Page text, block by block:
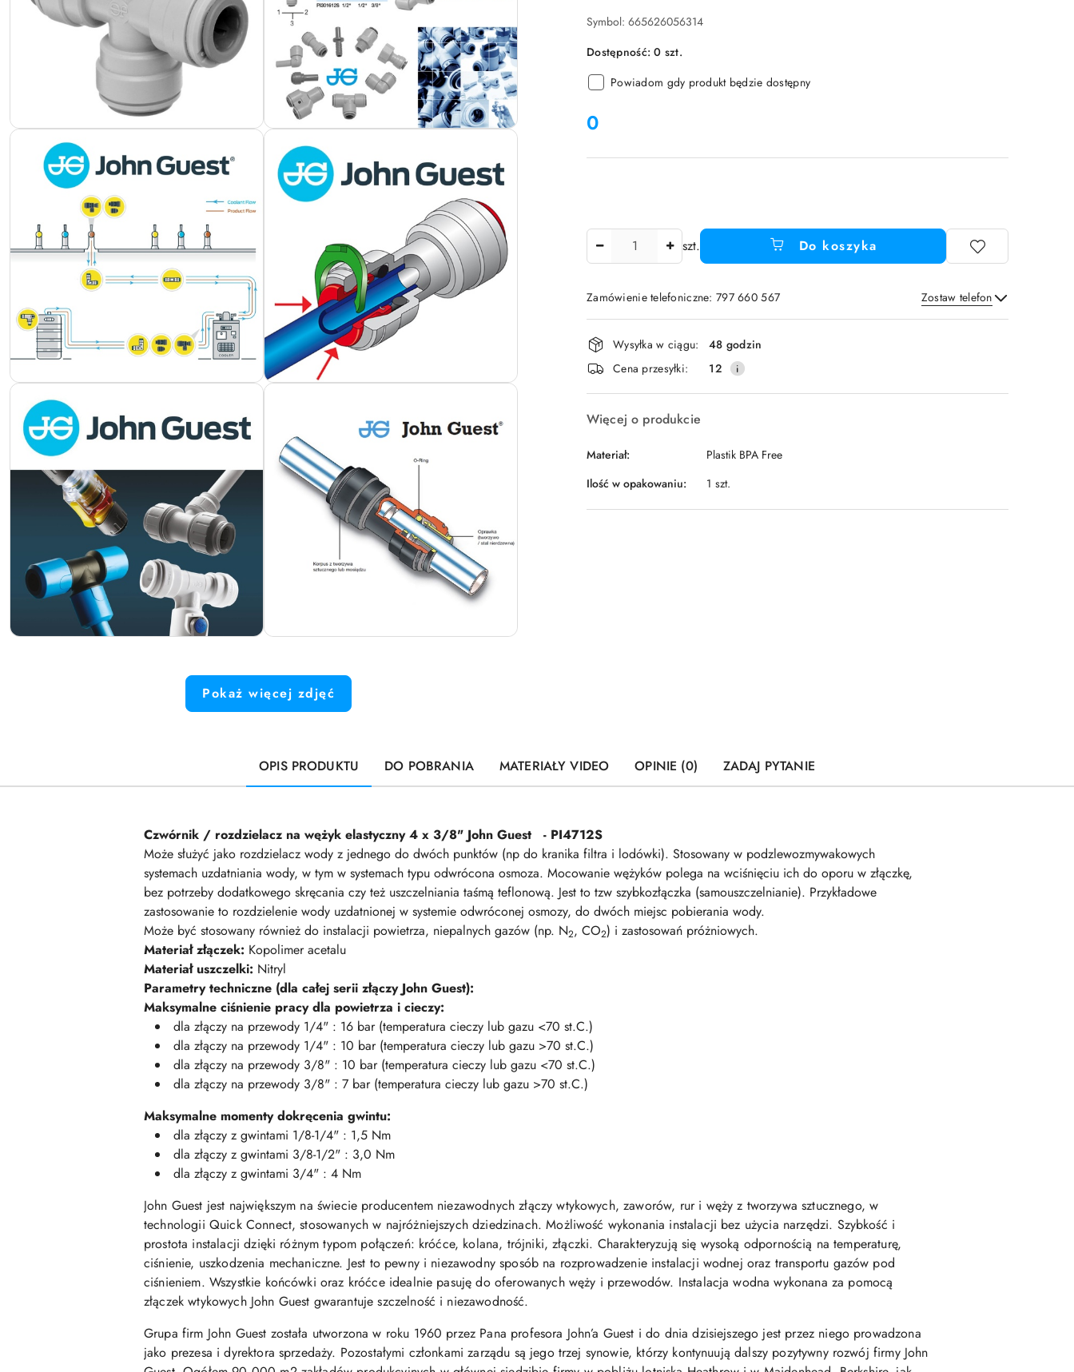
Pokaż więcej zdjęć
Symbol: 665626056314
Dostępność:0 szt.
Powiadom gdy produkt będzie dostępny
cena:
0
szt. Do koszyka
Zamówienie telefoniczne: 797 660 567 Zostaw telefon
Wyślij
Dostępność
i
dostawa
Wysyłka w ciągu:
48 godzin
Cena przesyłki:
12
Więcej o produkcie
Materiał:
Plastik BPA Free
Ilość w opakowaniu:
1 szt.
OPIS PRODUKTU DO POBRANIA MATERIAŁY VIDEO OPINIE (0) ZADAJ PYTANIE
Czwórnik / rozdzielacz na wężyk elastyczny 4 x 3/8" John Guest - PI4712S
Może służyć jako rozdzielacz wody z jednego do dwóch punktów (np do kranika filtra i lodówki). Stosowany w podzlewozmywakowych
systemach uzdatniania wody, w tym w systemach typu odwrócona osmoza. Mocowanie wężyków polega na wciśnięciu ich do oporu w złączkę,
bez potrzeby dodatkowego skręcania czy też uszczelniania taśmą teflonową. Jest to tzw szybkozłączka (samouszczelnianie). Przykładowe
zastosowanie to rozdzielenie wody uzdatnionej w systemie odwróconej osmozy, do dwóch miejsc pobierania wody.
Może być stosowany również do instalacji powietrza, niepalnych gazów (np. N2, CO2) i zastosowań próżniowych.
Materiał złączek: Kopolimer acetalu
Materiał uszczelki: Nitryl
Parametry techniczne (dla całej serii złączy John Guest):
Maksymalne ciśnienie pracy dla powietrza i cieczy:
dla złączy na przewody 1/4" : 16 bar (temperatura cieczy lub gazu <70 st.C.)
dla złączy na przewody 1/4" : 10 bar (temperatura cieczy lub gazu >70 st.C.)
dla złączy na przewody 3/8" : 10 bar (temperatura cieczy lub gazu <70 st.C.)
dla złączy na przewody 3/8" : 7 bar (temperatura cieczy lub gazu >70 st.C.)
Maksymalne momenty dokręcenia gwintu:
dla złączy z gwintami 1/8-1/4" : 1,5 Nm
dla złączy z gwintami 3/8-1/2" : 3,0 Nm
dla złączy z gwintami 3/4" : 4 Nm
John Guest jest największym na świecie producentem niezawodnych złączy wtykowych, zaworów, rur i węży z tworzywa sztucznego, w
technologii Quick Connect, stosowanych w najróżniejszych dziedzinach. Możliwość wykonania instalacji bez użycia narzędzi. Szybkość i
prostota instalacji dzięki różnym typom połączeń: króćce, kolana, trójniki, złączki. Charakteryzują się wysoką odpornością na temperaturę,
ciśnienie, uszkodzenia mechaniczne. Jest to pewny i niezawodny sposób na rozprowadzenie instalacji wodnej oraz transportu gazów pod
ciśnieniem. Wszystkie końcówki oraz króćce idealnie pasuję do oferowanych węży i przewodów. Instalacja wodna wykonana za pomocą
złączek wtykowych John Guest gwarantuje szczelność i niezawodność.
Grupa firm John Guest została utworzona w roku 1960 przez Pana profesora John’a Guest i do dnia dzisiejszego jest przez niego prowadzona
jako prezesa i dyrektora sprzedaży. Pozostałymi członkami zarządu są jego trzej synowie, którzy kontynuują dalszy pozytywny rozwój firmy John